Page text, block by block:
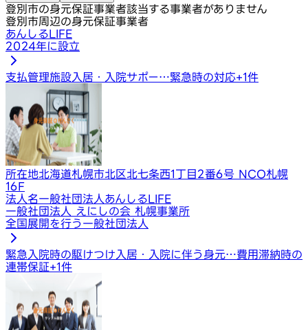
登別市の身元保証事業者該当する事業者がありません
登別市周辺の身元保証事業者
あんしるLIFE
2024年に設立
支払管理施設入居・入院サポー…緊急時の対応+1件
所在地北海道札幌市北区北七条西1丁目2番6号 NCO札幌
16F
法人名一般社団法人あんしるLIFE
一般社団法人 えにしの会 札幌事業所
全国展開を行う一般社団法人
緊急入院時の駆けつけ 入居・入院に伴う身元…費用滞納時の
連帯保証+1件